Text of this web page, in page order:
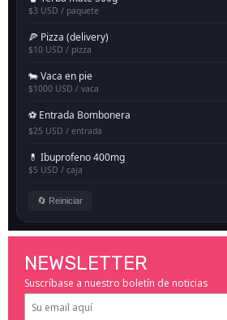
NEWSLETTER
Suscríbase a nuestro boletín de noticias